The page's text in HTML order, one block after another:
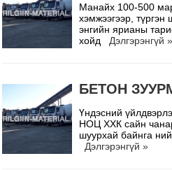
Манайх 100-500
хэмжээгээр,
энгийн ярианы
хойд Дэлгэрэнгүй »
БЕТОН
Үндэсний
НОЦ ХХК сайн
шуурхай байнга
Дэлгэрэнгүй »